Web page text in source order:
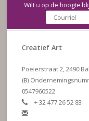
Wilt u op de hoogte
Creatief Art
Poeierstraat 2, 2490
(B)
0547960522
+ 32 477 26 52 83